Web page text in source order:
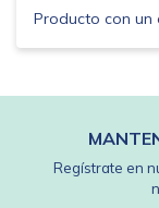
Producto con
Regístrate en